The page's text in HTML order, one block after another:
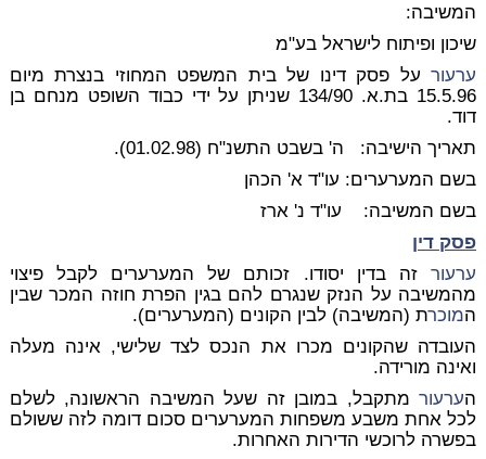
המשיבה:
שיכון ופיתוח לישראל בע"מ
ערעורעל פסק דינו של בית המשפט המחוזי בנצרת מיום
15.5.96 בת.א. 134/90 שניתן על ידי כבוד השופט מנחם בן
דוד.
תאריך הישיבה: ה' בשבט התשנ"ח (01.02.98).
בשם המערערים: עו"ד א' הכהן
בשם המשיבה: עו"ד נ' ארז
פסק דין
ערעורזה בדין יסודו. זכותם של המערערים לקבל פיצוי
מהמשיבה על הנזק שנגרם להם בגין הפרת חוזה המכר שבין
המוכרת (המשיבה) לבין הקונים (המערערים).
העובדה שהקונים מכרו את הנכס לצד שלישי, אינה מעלה
ואינה מורידה.
הערעורמתקבל, במובן זה שעל המשיבה הראשונה, לשלם
לכל אחת משבע משפחות המערערים סכום דומה לזה ששולם
בפשרה לרוכשי הדירות האחרות.